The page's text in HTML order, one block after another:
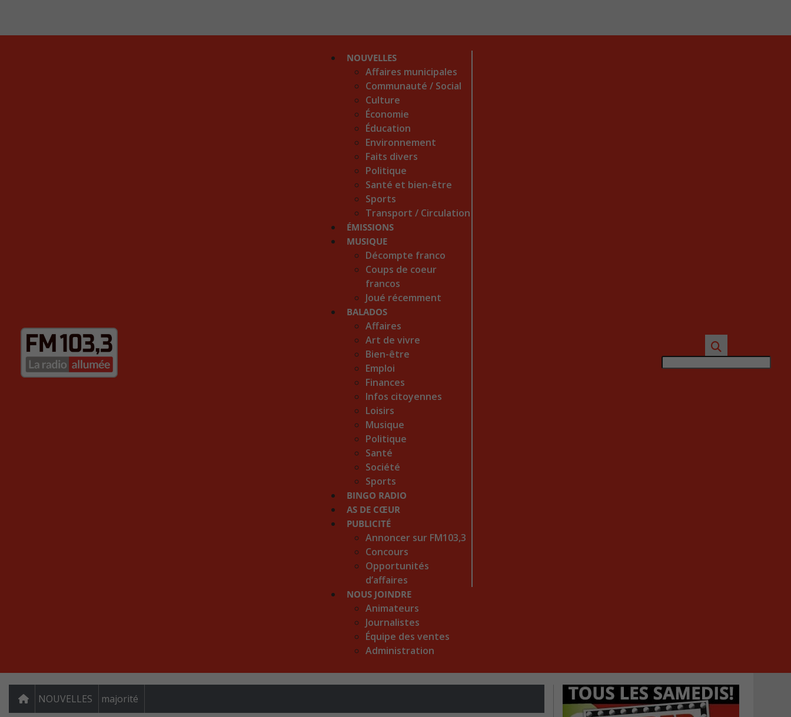
NOUVELLES
Affaires municipales
Communauté / Social
Culture
Économie
Éducation
Environnement
Faits divers
Politique
Santé et bien-être
Sports
Transport / Circulation
ÉMISSIONS
MUSIQUE
Décompte franco
Coups de coeur
francos
Joué récemment
BALADOS
Affaires
Art de vivre
Bien-être
Emploi
Finances
Infos citoyennes
Loisirs
Musique
Politique
Santé
Société
Sports
BINGO RADIO
AS DE CŒUR
PUBLICITÉ
Annoncer sur FM103,3
Concours
Opportunités
d’affaires
NOUS JOINDRE
Animateurs
Journalistes
Équipe des ventes
Administration
NOUVELLES majorité